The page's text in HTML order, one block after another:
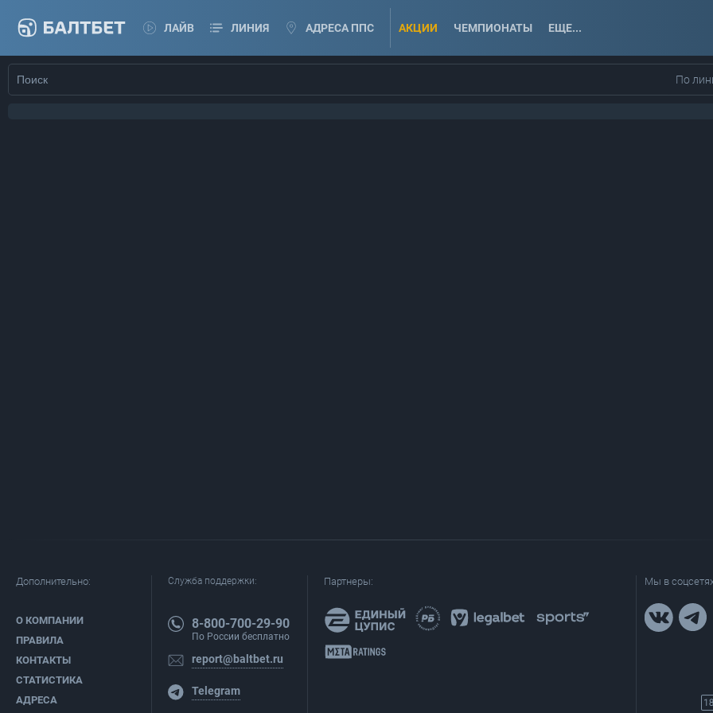
ЛАЙВ ЛИНИЯ АДРЕСА ППС АКЦИИ ЧЕМПИОНАТЫ ЕЩЕ...
По
Дополнительно:
О КОМПАНИИ
ПРАВИЛА
КОНТАКТЫ
СТАТИСТИКА
АДРЕСА
Служба поддержки:
8-800-700-29-90
По России бесплатно
report@baltbet.ru
Telegram
Партнеры: Мы в